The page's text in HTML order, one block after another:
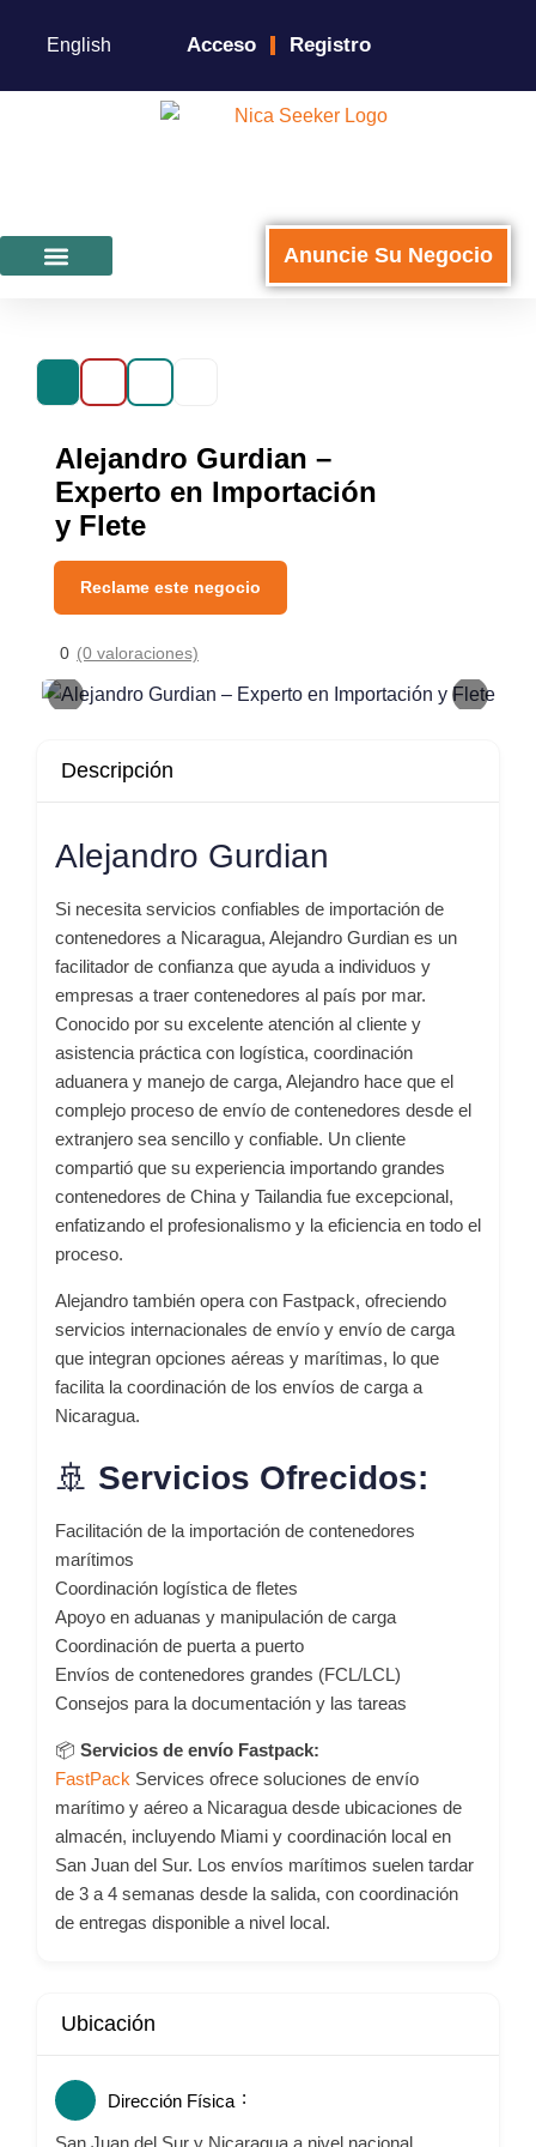
English Acceso Registro
Anuncie Su Negocio
Alejandro Gurdian –
Experto en Importación
y Flete
Reclame este negocio
0 (0 valoraciones)
Descripción
Alejandro Gurdian
Si necesita servicios confiables de importación de
contenedores a Nicaragua, Alejandro Gurdian es un
facilitador de confianza que ayuda a individuos y
empresas a traer contenedores al país por mar.
Conocido por su excelente atención al cliente y
asistencia práctica con logística, coordinación
aduanera y manejo de carga, Alejandro hace que el
complejo proceso de envío de contenedores desde el
extranjero sea sencillo y confiable. Un cliente
compartió que su experiencia importando grandes
contenedores de China y Tailandia fue excepcional,
enfatizando el profesionalismo y la eficiencia en todo el
proceso.
Alejandro también opera con Fastpack, ofreciendo
servicios internacionales de envío y envío de carga
que integran opciones aéreas y marítimas, lo que
facilita la coordinación de los envíos de carga a
Nicaragua.
🚢 Servicios Ofrecidos:
Facilitación de la importación de contenedores
marítimos
Coordinación logística de fletes
Apoyo en aduanas y manipulación de carga
Coordinación de puerta a puerto
Envíos de contenedores grandes (FCL/LCL)
Consejos para la documentación y las tareas
📦 Servicios de envío Fastpack:
FastPack Services ofrece soluciones de envío
marítimo y aéreo a Nicaragua desde ubicaciones de
almacén, incluyendo Miami y coordinación local en
San Juan del Sur. Los envíos marítimos suelen tardar
de 3 a 4 semanas desde la salida, con coordinación
de entregas disponible a nivel local.
Ubicación
Dirección Física
San Juan del Sur y Nicaragua a nivel nacional